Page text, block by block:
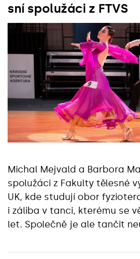
sní spolužáci z FTVS
Michal Mejvald a Barbora
spolužáci z Fakulty tělesné
UK, kde studují obor
i záliba v tanci, kterému se
let. Společně je ale tančit